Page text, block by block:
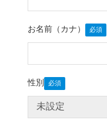
お名前（カナ）
性別